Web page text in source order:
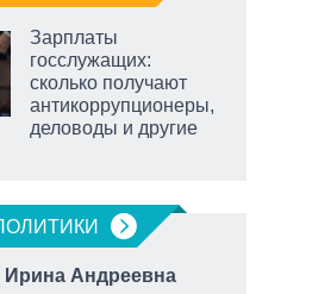
Зарплаты
госслужащих:
сколько получают
антикоррупционеры,
деловоды и другие
Ирина Андреевна